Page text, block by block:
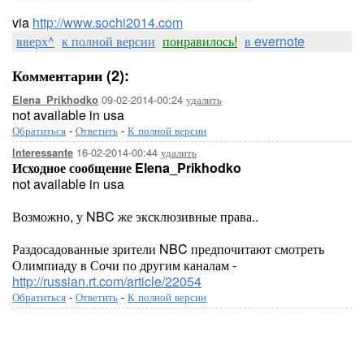
via http://www.sochi2014.com
вверх^ к полной версии понравилось! в evernote
Комментарии (2):
Elena_Prikhodko 09-02-2014-00:24 удалить
not available in usa
Обратиться - Ответить - К полной версии
Interessante 16-02-2014-00:44 удалить
Исходное сообщение Elena_Prikhodko
not available in usa
Возможно, у NBC же эксклюзивные права..
Раздосадованные зрители NBC предпочитают смотреть
Олимпиаду в Сочи по другим каналам -
http://russian.rt.com/article/22054
Обратиться - Ответить - К полной версии